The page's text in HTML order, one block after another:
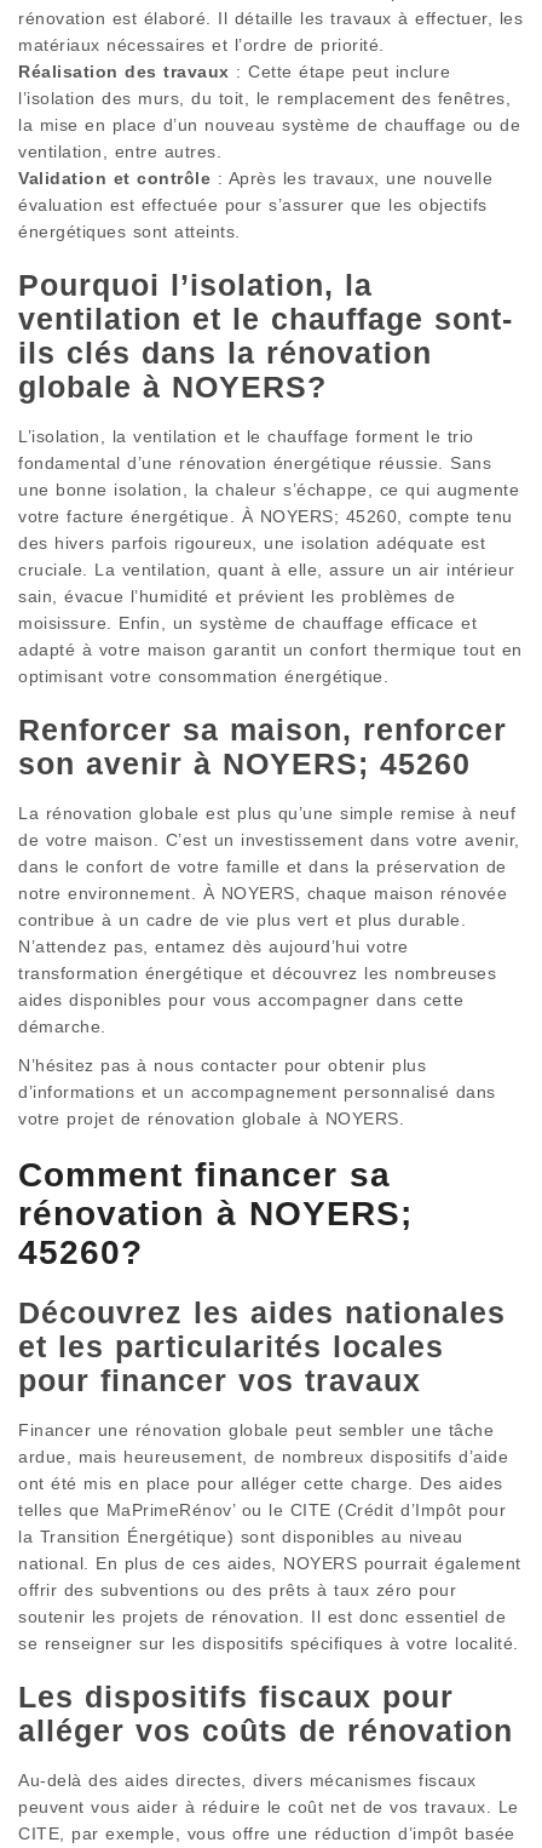
rénovation est élaboré. Il détaille les travaux à effectuer, les
matériaux nécessaires et l’ordre de priorité.
Réalisation des travaux : Cette étape peut inclure
l’isolation des murs, du toit, le remplacement des fenêtres,
la mise en place d’un nouveau système de chauffage ou de
ventilation, entre autres.
Validation et contrôle : Après les travaux, une nouvelle
évaluation est effectuée pour s’assurer que les objectifs
énergétiques sont atteints.
Pourquoi l’isolation, la
ventilation et le chauffage sont-
ils clés dans la rénovation
globale à NOYERS?
L’isolation, la ventilation et le chauffage forment le trio
fondamental d’une rénovation énergétique réussie. Sans
une bonne isolation, la chaleur s’échappe, ce qui augmente
votre facture énergétique. À NOYERS; 45260, compte tenu
des hivers parfois rigoureux, une isolation adéquate est
cruciale. La ventilation, quant à elle, assure un air intérieur
sain, évacue l’humidité et prévient les problèmes de
moisissure. Enfin, un système de chauffage efficace et
adapté à votre maison garantit un confort thermique tout en
optimisant votre consommation énergétique.
Renforcer sa maison, renforcer
son avenir à NOYERS; 45260
La rénovation globale est plus qu’une simple remise à neuf
de votre maison. C’est un investissement dans votre avenir,
dans le confort de votre famille et dans la préservation de
notre environnement. À NOYERS, chaque maison rénovée
contribue à un cadre de vie plus vert et plus durable.
N’attendez pas, entamez dès aujourd’hui votre
transformation énergétique et découvrez les nombreuses
aides disponibles pour vous accompagner dans cette
démarche.
N’hésitez pas à nous contacter pour obtenir plus
d’informations et un accompagnement personnalisé dans
votre projet de rénovation globale à NOYERS.
Comment financer sa
rénovation à NOYERS;
45260?
Découvrez les aides nationales
et les particularités locales
pour financer vos travaux
Financer une rénovation globale peut sembler une tâche
ardue, mais heureusement, de nombreux dispositifs d’aide
ont été mis en place pour alléger cette charge. Des aides
telles que MaPrimeRénov’ ou le CITE (Crédit d’Impôt pour
la Transition Énergétique) sont disponibles au niveau
national. En plus de ces aides, NOYERS pourrait également
offrir des subventions ou des prêts à taux zéro pour
soutenir les projets de rénovation. Il est donc essentiel de
se renseigner sur les dispositifs spécifiques à votre localité.
Les dispositifs fiscaux pour
alléger vos coûts de rénovation
Au-delà des aides directes, divers mécanismes fiscaux
peuvent vous aider à réduire le coût net de vos travaux. Le
CITE, par exemple, vous offre une réduction d’impôt basée